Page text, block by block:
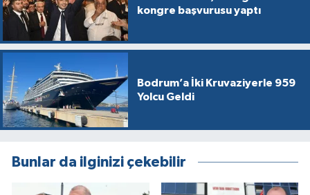
kongre başvurusu yaptı
Bodrum’a İki Kruvaziyerle 959
Yolcu Geldi
Bunlar da ilginizi çekebilir